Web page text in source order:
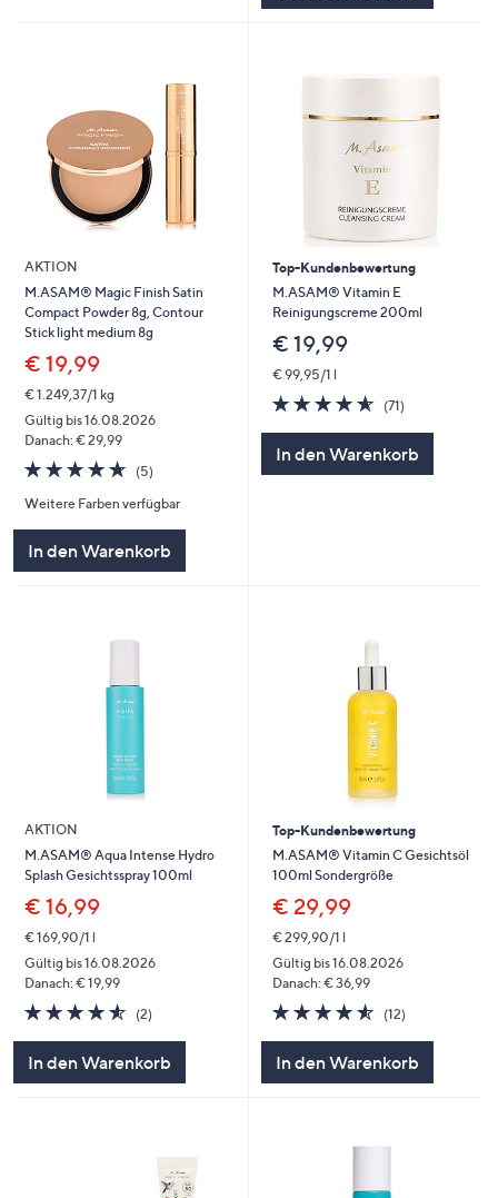
AKTION
M.ASAM® Magic Finish Satin
Compact Powder 8g, Contour
Stick light medium 8g
€ 19,99
€ 1.249,37/1 kg
Gültig bis 16.08.2026
Danach: € 29,99
4.6
von
5
(5)5
Weitere Farben verfügbar
In den Warenkorb
Top-Kundenbewertung
M.ASAM® Vitamin E
Reinigungscreme 200ml
€ 19,99
€ 99,95/1 l
4.5
von
(71)
In den Warenkorb
AKTION
M.ASAM® Aqua Intense Hydro
Splash Gesichtsspray 100ml
€ 16,99
€ 169,90/1 l
Gültig bis 16.08.2026
Danach: € 19,99
4.5
von
(2)2
In den Warenkorb
Top-Kundenbewertung
M.ASAM® Vitamin C Gesichtsöl
100ml Sondergröße
€ 29,99
€ 299,90/1 l
Gültig bis 16.08.2026
Danach: € 36,99
4.5
von
(12)12
In den Warenkorb